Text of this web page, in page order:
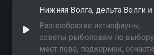
Разнообразие ихтиофауны,
советы рыболовам по выбору
мест лова, подкормок,